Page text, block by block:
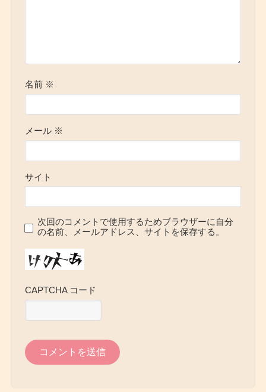
名前 ※
メール ※
サイト
次回のコメントで使用するためブラウザーに自分
の名前、メールアドレス、サイトを保存する。
CAPTCHA コード